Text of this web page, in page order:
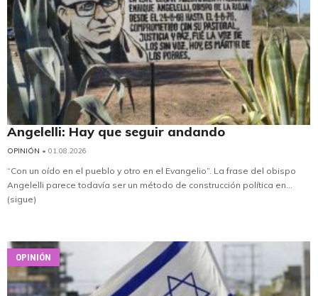
Angelelli: Hay que seguir andando
OPINIÓN • 01.08.2026
“Con un oído en el pueblo y otro en el Evangelio”. La frase del obispo
Angelelli parece todavía ser un método de construcción política en...
(sigue)
OPINIÓN